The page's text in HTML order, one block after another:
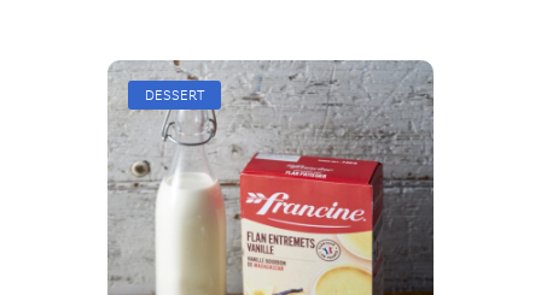
DESSERT